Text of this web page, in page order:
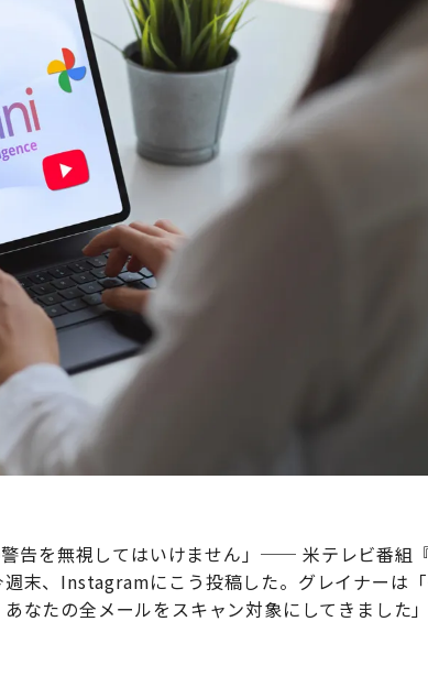
告を無視してはいけません」── 米テレビ番組
末、Instagramにこう投稿した。グレイナーは
なたの全メールをスキャン対象にしてきました